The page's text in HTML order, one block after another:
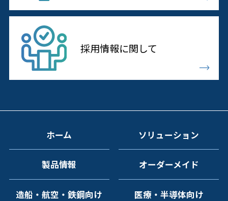
採用情報に関して
ホーム ソリューション
オーダーメイド
製品情報
造船・航空・鉄鋼向け 医療・半導体向け